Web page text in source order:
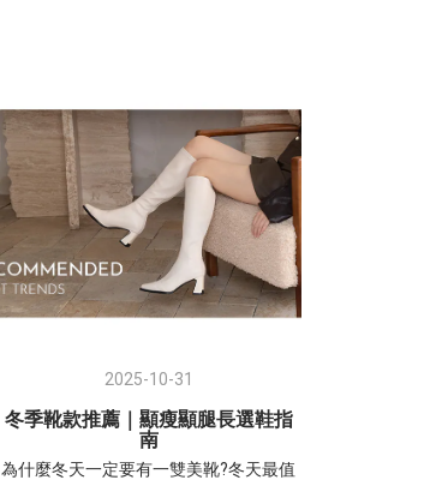
2025-10-31
冬季靴款推薦｜顯瘦顯腿長選鞋指
南
為什麼冬天一定要有一雙美靴?冬天最值